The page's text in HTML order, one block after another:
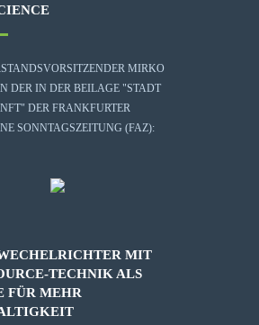
MIRKO
DER IN DER BEILAGE "STADT
DER FRANKFURTER
SONNTAGSZEITUNG (FAZ):
MIT
TECHNIK ALS
FÜR MEHR